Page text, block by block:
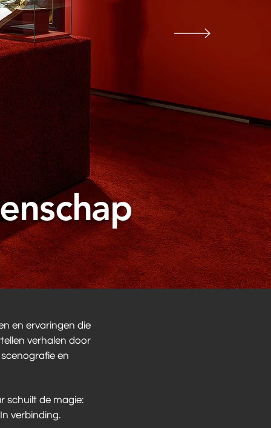
en ervaringen die
verhalen door
en
schuilt de magie:
verbinding.